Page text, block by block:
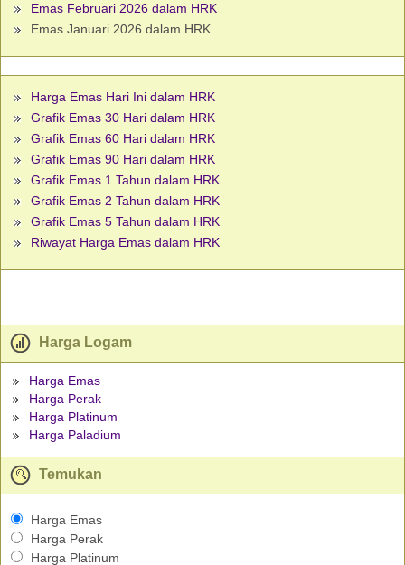
Emas Februari 2026 dalam HRK
Emas Januari 2026 dalam HRK
Harga Emas Hari Ini dalam HRK
Grafik Emas 30 Hari dalam HRK
Grafik Emas 60 Hari dalam HRK
Grafik Emas 90 Hari dalam HRK
Grafik Emas 1 Tahun dalam HRK
Grafik Emas 2 Tahun dalam HRK
Grafik Emas 5 Tahun dalam HRK
Riwayat Harga Emas dalam HRK
Harga Logam
Harga Emas
Harga Perak
Harga Platinum
Harga Paladium
Temukan
Harga Emas
Harga Perak
Harga Platinum